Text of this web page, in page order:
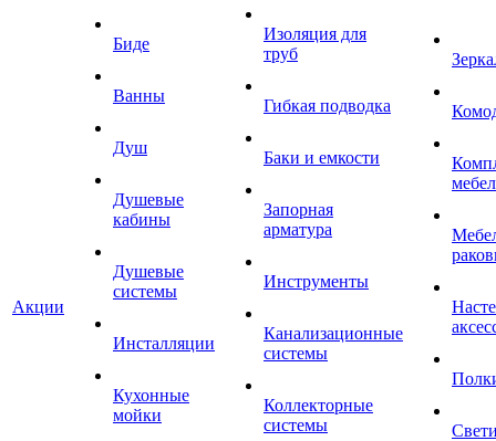
Акции
Биде
Ванны
Душ
Душевые
кабины
Душевые
системы
Инсталляции
Кухонные
мойки
Изоляция для
труб
Гибкая подводка
Баки и емкости
Запорная
арматура
Инструменты
Канализационные
системы
Коллекторные
системы